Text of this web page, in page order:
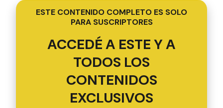
ESTE CONTENIDO COMPLETO ES SOLO
PARA SUSCRIPTORES
ACCEDÉ A ESTE Y A
TODOS LOS
CONTENIDOS
EXCLUSIVOS